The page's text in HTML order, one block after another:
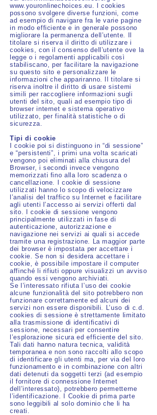
www.youronlinechoices.eu. I cookies
possono svolgere diverse funzioni, come
ad esempio di navigare fra le varie pagine
in modo efficiente e in generale possono
migliorare la permanenza dell’utente. Il
titolare si riserva il diritto di utilizzare i
cookies, con il consenso dell’utente ove la
legge o i regolamenti applicabili così
stabiliscano, per facilitare la navigazione
su questo sito e personalizzare le
informazioni che appariranno. Il titolare si
riserva inoltre il diritto di usare sistemi
simili per raccogliere informazioni sugli
utenti del sito, quali ad esempio tipo di
browser internet e sistema operativo
utilizzato, per finalità statistiche o di
sicurezza.
Tipi di cookie
I cookie poi si distinguono in “di sessione”
e “persistenti”, i primi una volta scaricati
vengono poi eliminati alla chiusura del
Browser, i secondi invece vengono
memorizzati fino alla loro scadenza o
cancellazione. I cookie di sessione
utilizzati hanno lo scopo di velocizzare
l’analisi del traffico su Internet e facilitare
agli utenti l’accesso ai servizi offerti dal
sito. I cookie di sessione vengono
principalmente utilizzati in fase di
autenticazione, autorizzazione e
navigazione nei servizi ai quali si accede
tramite una registrazione. La maggior parte
dei browser è impostata per accettare i
cookie. Se non si desidera accettare i
cookie, è possibile impostare il computer
affinché li rifiuti oppure visualizzi un avviso
quando essi vengono archiviati.
Se l’interessato rifiuta l’uso dei cookie
alcune funzionalità del sito potrebbero non
funzionare correttamente ed alcuni dei
servizi non essere disponibili. L’uso di c.d.
cookies di sessione è strettamente limitato
alla trasmissione di identificativi di
sessione, necessari per consentire
l’esplorazione sicura ed efficiente del sito.
Tali dati hanno natura tecnica, validità
temporanea e non sono raccolti allo scopo
di identificare gli utenti ma, per via del loro
funzionamento e in combinazione con altri
dati detenuti da soggetti terzi (ad esempio
il fornitore di connessione Internet
dell’interessato), potrebbero permetterne
l’identificazione. I Cookie di prima parte
sono leggibili al solo dominio che li ha
creati.